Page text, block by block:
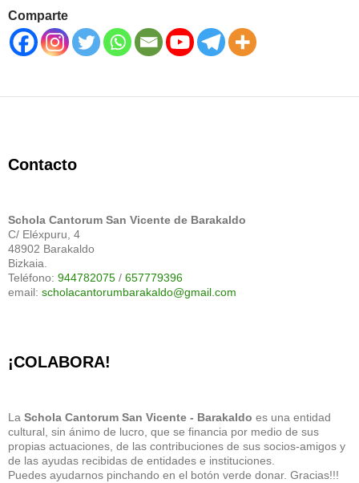
Comparte
Contacto
Schola Cantorum San Vicente de Barakaldo
C/ Eléxpuru, 4
48902 Barakaldo
Bizkaia.
Teléfono: 944782075 / 657779396
email: scholacantorumbarakaldo@gmail.com
¡COLABORA!
La Schola Cantorum San Vicente - Barakaldo es una entidad
cultural, sin ánimo de lucro, que se financia por medio de sus
propias actuaciones, de las contribuciones de sus socios-amigos y
de las ayudas recibidas de entidades e instituciones.
Puedes ayudarnos pinchando en el botón verde donar. Gracias!!!